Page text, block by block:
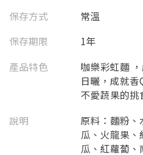
保存方式
常溫
保存期限
1年
產品特色
咖樂彩虹麵
日曬，成就
不愛蔬果的挑
說明
原料：麵粉
瓜、火龍果
瓜、紅蘿蔔